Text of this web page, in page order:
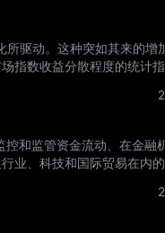
所驱动。这种突如其来的增
指数收益分散程度的统计
和监管资金流动、在金融
业、科技和国际贸易在内